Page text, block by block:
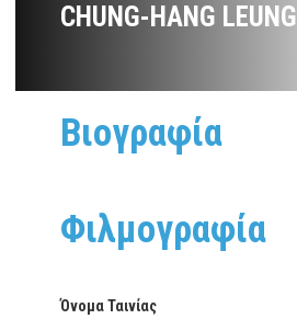
CHUNG-HANG LEUNG
Βιογραφία
Φιλμογραφία
Όνομα Ταινίας